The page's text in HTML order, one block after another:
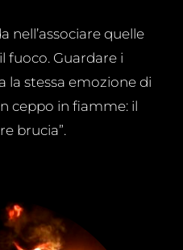
nell’associare quelle
fuoco. Guardare i
la stessa emozione di
ceppo in fiamme: il
brucia”.